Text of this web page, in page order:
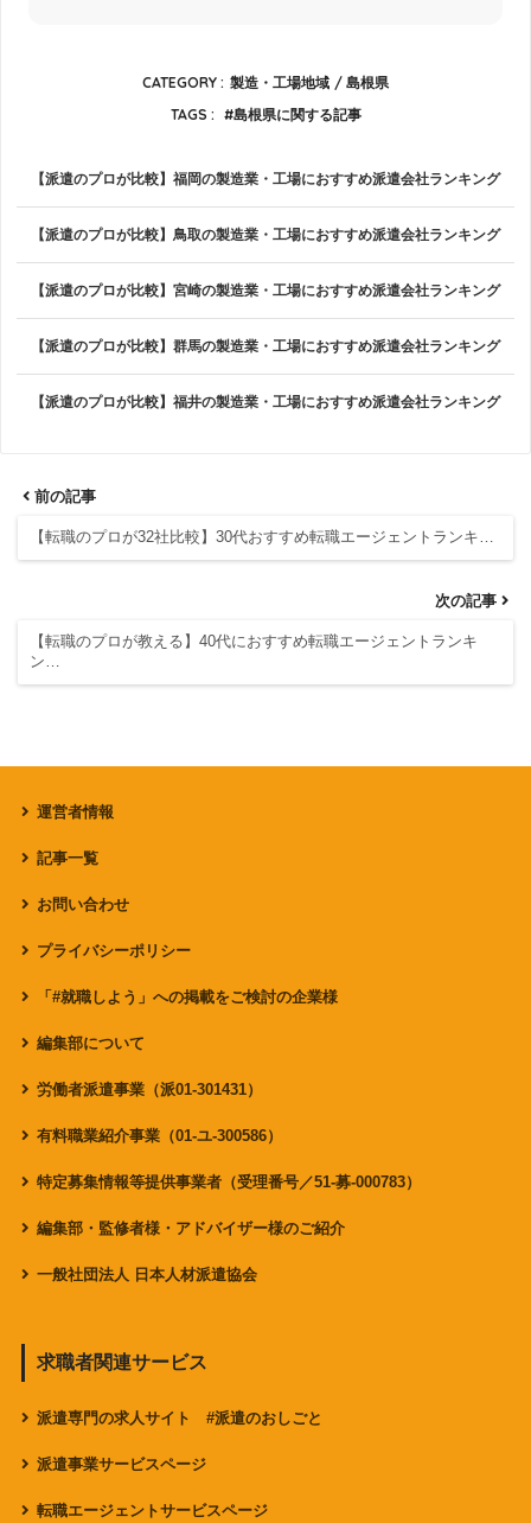
CATEGORY : 製造・工場地域
島根県
TAGS :
島根県に関する記事
【派遣のプロが比較】福岡の製造業・工場におすすめ派遣会社ランキング
【派遣のプロが比較】鳥取の製造業・工場におすすめ派遣会社ランキング
【派遣のプロが比較】宮崎の製造業・工場におすすめ派遣会社ランキング
【派遣のプロが比較】群馬の製造業・工場におすすめ派遣会社ランキング
【派遣のプロが比較】福井の製造業・工場におすすめ派遣会社ランキング
前の記事
【転職のプロが32社比較】30代おすすめ転職エージェントランキ…
次の記事
【転職のプロが教える】40代におすすめ転職エージェントランキ
ン…
運営者情報
記事一覧
お問い合わせ
プライバシーポリシー
「#就職しよう」への掲載をご検討の企業様
編集部について
労働者派遣事業（派01-301431）
有料職業紹介事業（01-ユ-300586）
特定募集情報等提供事業者（受理番号／51-募-000783）
編集部・監修者様・アドバイザー様のご紹介
一般社団法人 日本人材派遣協会
求職者関連サービス
派遣専門の求人サイト #派遣のおしごと
派遣事業サービスページ
転職エージェントサービスページ